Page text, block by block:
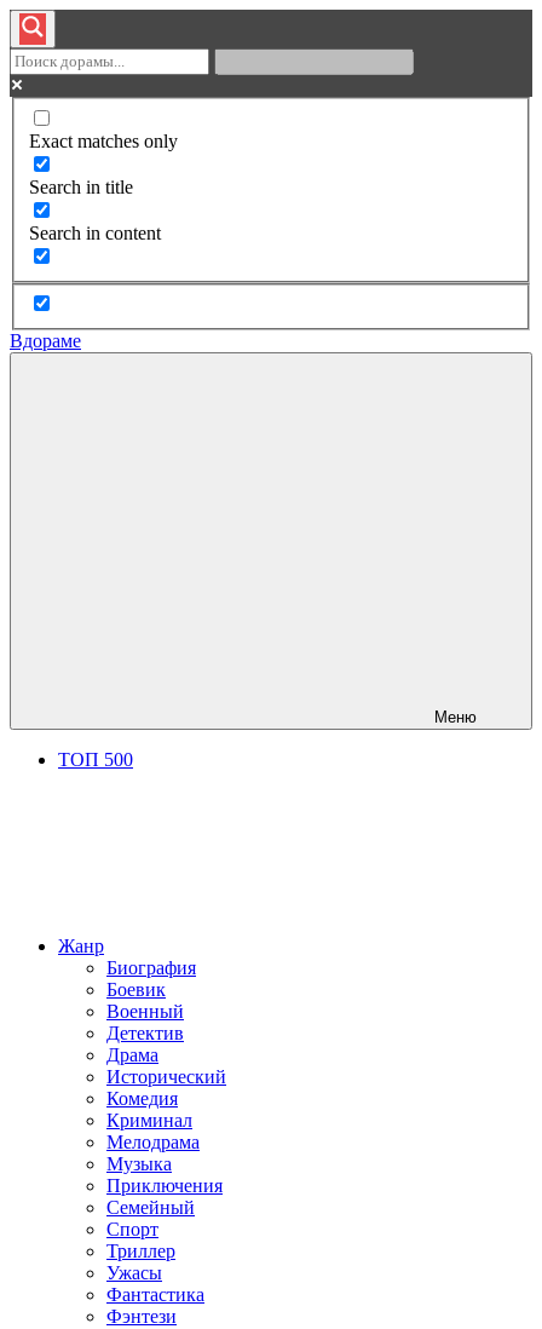
Exact matches only
Search in title
Search in content
Вдораме
Меню
ТОП 500
Жанр
Биография
Боевик
Военный
Детектив
Драма
Исторический
Комедия
Криминал
Мелодрама
Музыка
Приключения
Семейный
Спорт
Триллер
Ужасы
Фантастика
Фэнтези